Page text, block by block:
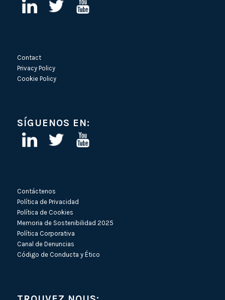
Contact
Privacy Policy
Cookie Policy
SÍGUENOS EN:
Contáctenos
Política de Privacidad
Política de Cookies
Memoria de Sostenibilidad 2025
Política Corporativa
Canal de Denuncias
Código de Conducta y Ético